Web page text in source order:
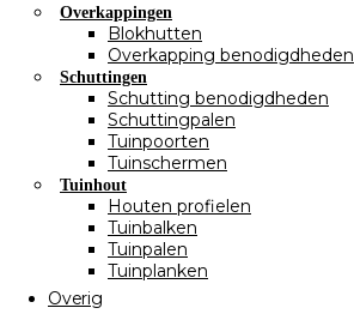
Overkappingen
Blokhutten
Overkapping benodigdheden
Schuttingen
Schutting benodigdheden
Schuttingpalen
Tuinpoorten
Tuinschermen
Tuinhout
Houten profielen
Tuinbalken
Tuinpalen
Tuinplanken
Overig